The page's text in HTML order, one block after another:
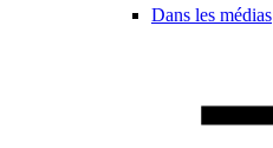
Dans les médias